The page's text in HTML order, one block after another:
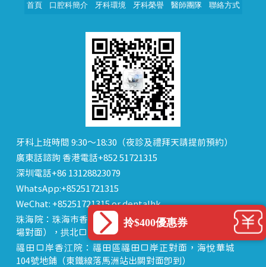
首頁 口腔科簡介 牙科環境 牙科榮譽 醫師團隊 聯絡方式
牙科上班時間 9:30～18:30（夜診及禮拜天請提前預約）
廣東話諮詢 香港電話+852 51721315
深圳電話+86 13128823079
WhatsApp:+85251721315
WeChat: +85251721315 or dentalhk
珠海院：珠海市香洲區 拱北中建商業大廈 15樓（迎賓廣
場對面），拱北口岸步行8分鐘直達
福田口岸香江院：福田區福田口岸正對面，海悅華城
104號地鋪（東鐵線落馬洲站出關對面即到）
拎$400優惠券